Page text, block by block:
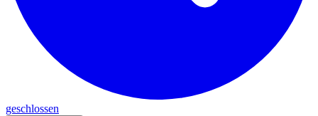
geschlossen